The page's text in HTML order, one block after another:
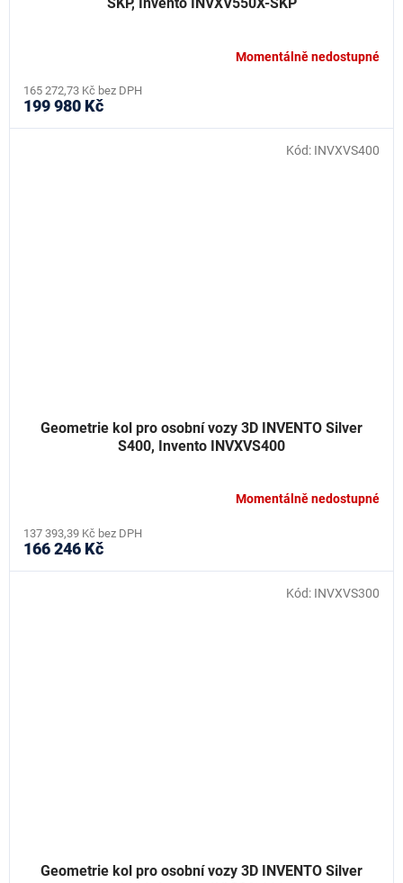
Momentálně nedostupné
165 272,73 Kč bez DPH
199 980 Kč
Geometrie kol pro osobní vozy 3D INVENTO Silver
S400, Invento INVXVS400
Momentálně nedostupné
137 393,39 Kč bez DPH
166 246 Kč
Kód: INVXVS400
Geometrie kol pro osobní vozy 3D INVENTO Silver
Kód: INVXVS300